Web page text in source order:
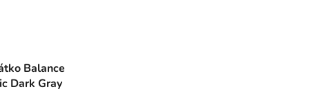
Balance
Dark Gray